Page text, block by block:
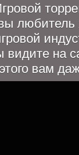
видите на
вам